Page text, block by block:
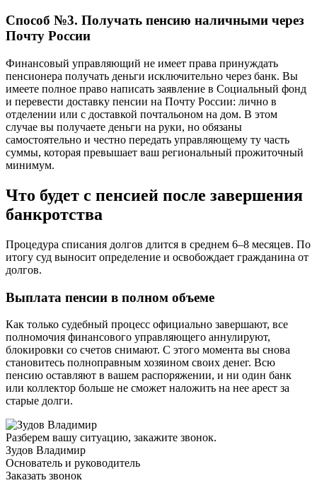
Способ №3. Получать пенсию наличными через
Почту России
Финансовый управляющий не имеет права принуждать
пенсионера получать деньги исключительно через банк. Вы
имеете полное право написать заявление в Социальный фонд
и перевести доставку пенсии на Почту России: лично в
отделении или с доставкой почтальоном на дом. В этом
случае вы получаете деньги на руки, но обязаны
самостоятельно и честно передать управляющему ту часть
суммы, которая превышает ваш региональный прожиточный
минимум.
Что будет с пенсией после завершения
банкротства
Процедура списания долгов длится в среднем 6–8 месяцев. По
итогу суд выносит определение и освобождает гражданина от
долгов.
Выплата пенсии в полном объеме
Как только судебный процесс официально завершают, все
полномочия финансового управляющего аннулируют,
блокировки со счетов снимают. С этого момента вы снова
становитесь полноправным хозяином своих денег. Всю
пенсию оставляют в вашем распоряжении, и ни один банк
или коллектор больше не сможет наложить на нее арест за
старые долги.
Разберем вашу ситуацию, закажите звонок.
Зудов Владимир
Основатель и руководитель
Заказать звонок